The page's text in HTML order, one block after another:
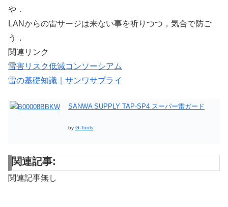
や．
LANからの雷サージは来ない事を祈りつつ，気合で防ご
う．
関連リンク
雷害リスク低減コンソーシアム
雷の基礎知識｜サンワサプライ
SANWA SUPPLY TAP-SP4 スーパー雷ガード
by G-Tools
関連記事:
関連記事無し